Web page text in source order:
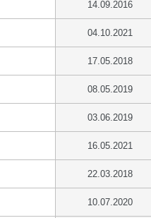
14.09.2016
04.10.2021
17.05.2018
08.05.2019
03.06.2019
16.05.2021
22.03.2018
10.07.2020